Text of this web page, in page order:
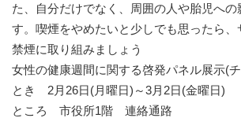
た、自分だけでなく、周囲の人や胎児へ
す。喫煙をやめたいと少しでも思ったら、
禁煙に取り組みましょう
女性の健康週間に関する啓発パネル展示(
とき 2月26日(月曜日)～3月2日(金曜日)
ところ 市役所1階 連絡通路